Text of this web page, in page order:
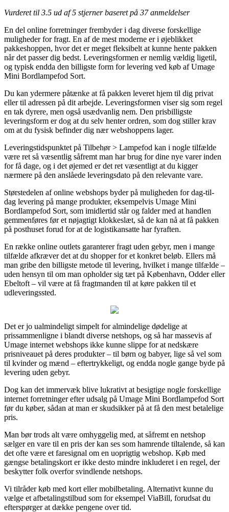
Vurderet til 3.5 ud af 5 stjerner baseret på 37anmeldelser
En del online forretninger frembyder i dag diverse forskellige
muligheder for fragt. En af de mest moderne er i øjeblikket
pakkeshoppen, hvor det er meget fleksibelt at kunne hente pakken
når det passer dig bedst. Leveringsformen er nemlig vældig ligetil,
og typisk endda den billigste form for levering ved køb af Umage
Mini Bordlampefod Sort.
Du kan ydermere påtænke at få pakken leveret hjem til dig privat
eller til adressen på dit arbejde. Leveringsformen viser sig som regel
en tak dyrere, men også usædvanlig nem. Den prisbilligste
leveringsform er dog at du selv henter ordren, som dog stiller krav
om at du fysisk befinder dig nær webshoppens lager.
Leveringstidspunktet på Tilbehør > Lampefod kan i nogle tilfælde
være ret så væsentlig såfremt man har brug for dine nye varer inden
for få dage, og i det øjemed er det ret væsentligt at du kigger
nærmere på den anslåede leveringsdato på den relevante vare.
Størstedelen af online webshops byder på muligheden for dag-til-
dag levering på mange produkter, eksempelvis Umage Mini
Bordlampefod Sort, som imidlertid står og falder med at handlen
gemmenføres før et nøjagtigt klokkeslæt, så de kan nå at få pakken
på posthuset forud for at de logistikansatte har fyraften.
En række online outlets garanterer fragt uden gebyr, men i mange
tilfælde afkræver det at du shopper for et konkret beløb. Ellers må
man gribe den billigste metode til levering, hvilket i mange tilfælde –
uden hensyn til om man opholder sig tæt på København, Odder eller
Ebeltoft – vil være at få fragtmanden til at køre pakken til et
udleveringssted.
Det er jo ualmindeligt simpelt for almindelige dødelige at
prissammenligne i blandt diverse netshops, og så har massevis af
Umage internet webshops ikke kunne slippe for at nedskære
prisniveauet på deres produkter – til børn og babyer, lige så vel som
til kvinder og mænd – eftertrykkeligt, og endda nogle gange byde på
levering uden gebyr.
Dog kan det immervæk blive lukrativt at besigtige nogle forskellige
internet forretninger efter udsalg på Umage Mini Bordlampefod Sort
før du køber, sådan at man er skudsikker på at få den mest betalelige
pris.
Man bør trods alt være omhyggelig med, at såfremt en netshop
sælger en vare til en pris der kan ses som hamrende tiltalende, så kan
det ofte være et faresignal om en uoprigtig webshop. Køb med
gængse betalingskort er ikke desto mindre inkluderet i en regel, der
beskytter folk overfor svindlende netshops.
Vi tilråder køb med kort eller mobilbetaling. Alternativt kunne du
vælge et afbetalingstilbud som for eksempel ViaBill, forudsat du
efterspørger at dække pengene over tid.